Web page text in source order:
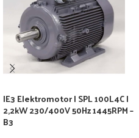
IE3 Elektromotor | SPL 100L4C |
2,2kW 230/400V 50Hz 1445RPM –
B3